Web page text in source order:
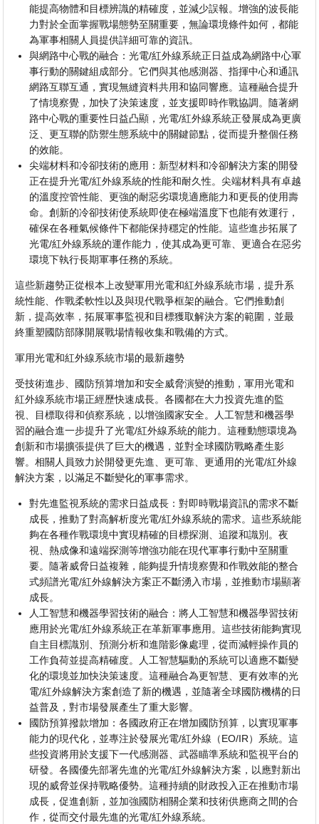
能提高物體和目標辨識的精確度，並減少誤報。增強的波長能
力對於全面掌握戰場態勢至關重要，無論環境條件如何，都能
為軍事相關人員提供詳細可靠的資訊。
與網路中心戰的融合：光電/紅外線系統正日益成為網路中心軍
事行動的關鍵組成部分。它們與其他感測器、指揮中心和通訊
網路互聯互通，實現無縫資料共用和協同響應。這種融合提升
了情境察覺，加快了決策速度，並支援即時作戰協調。隨著網
路中心戰的重要性日益凸顯，光電/紅外線系統正發展成為更廣
泛、更互聯的防禦生態系統中的關鍵節點，從而提升整個任務
的效能。
尖端材料和冷卻技術的應用：新型材料和冷卻解決方案的開發
正在提升光電/紅外線系統的性能和耐久性。尖端材料具有卓越
的溫度控管性能、更強的耐惡劣環境適應能力和更長的使用壽
命。創新的冷卻技術使系統即使在極端溫度下也能有效運行，
確保在各種氣候條件下都能保持穩定的性能。這些進步拓展了
光電/紅外線系統的運作能力，使其成為更可靠、更適合在惡劣
環境下執行長期軍事任務的系統。
這些新趨勢正從根本上改變軍用光電和紅外線系統市場，提升系
統性能、作戰柔軟性以及與現代戰爭框架的融合。它們推動創
新，提高效率，拓展軍事監視和目標獲取解決方案的範圍，並最
終重塑國防部隊開展戰場情報收集和戰備的方式。
軍用光電和紅外線系統市場的最新趨勢
受技術進步、國防預算增加和安全威脅演變的推動，軍用光電和
紅外線系統市場正經歷快速成長。各國都在大力投資先進的監
視、目標取得和偵察系統，以增強國家安全。人工智慧和機器學
習的融合進一步提升了光電/紅外線系統的能力。這種動態環境為
創新和市場擴張提供了巨大的機遇，並對全球國防戰略產生影
響。相關人員致力於開發更先進、更可靠、更通用的光電/紅外線
解決方案，以滿足不斷變化的軍事需求。
對先進監視系統的需求日益成長：對即時戰場資訊的需求不斷
成長，推動了對高解析度光電/紅外線系統的需求。這些系統能
夠在各種作戰環境中實現精確的目標探測、追蹤和識別。夜
視、熱成像和遠端探測等增強功能在現代軍事行動中至關重
要。隨著威脅日益複雜，能夠提升情境察覺和作戰效能的整合
式頻譜光電/紅外線解決方案正不斷湧入市場，並推動市場顯著
成長。
人工智慧和機器學習技術的融合：將人工智慧和機器學習技術
應用於光電/紅外線系統正在革新軍事應用。這些技術能夠實現
自主目標識別、預測分析和進階影像處理，從而減輕操作員的
工作負荷並提高精確度。人工智慧驅動的系統可以適應不斷變
化的環境並加快決策速度。這種融合為更智慧、更有效率的光
電/紅外線解決方案創造了新的機遇，並隨著全球國防機構的日
益普及，對市場發展產生了重大影響。
國防預算撥款增加：各國政府正在增加國防預算，以實現軍事
能力的現代化，並專注於發展光電/紅外線（EO/IR）系統。這
些投資將用於支援下一代感測器、武器瞄準系統和監視平台的
研發。各國優先部署先進的光電/紅外線解決方案，以應對新出
現的威脅並保持戰略優勢。這種持續的財政投入正在推動市場
成長，促進創新，並加強國防相關企業和技術供應商之間的合
作，從而交付最先進的光電/紅外線系統。